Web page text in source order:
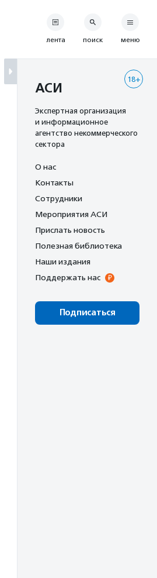
лента поиск меню
18+
АСИ
Экспертная организация
и информационное
агентство некоммерческого
сектора
О нас
Контакты
Сотрудники
Мероприятия АСИ
Прислать новость
Полезная библиотека
Наши издания
Поддержать нас
Подписаться